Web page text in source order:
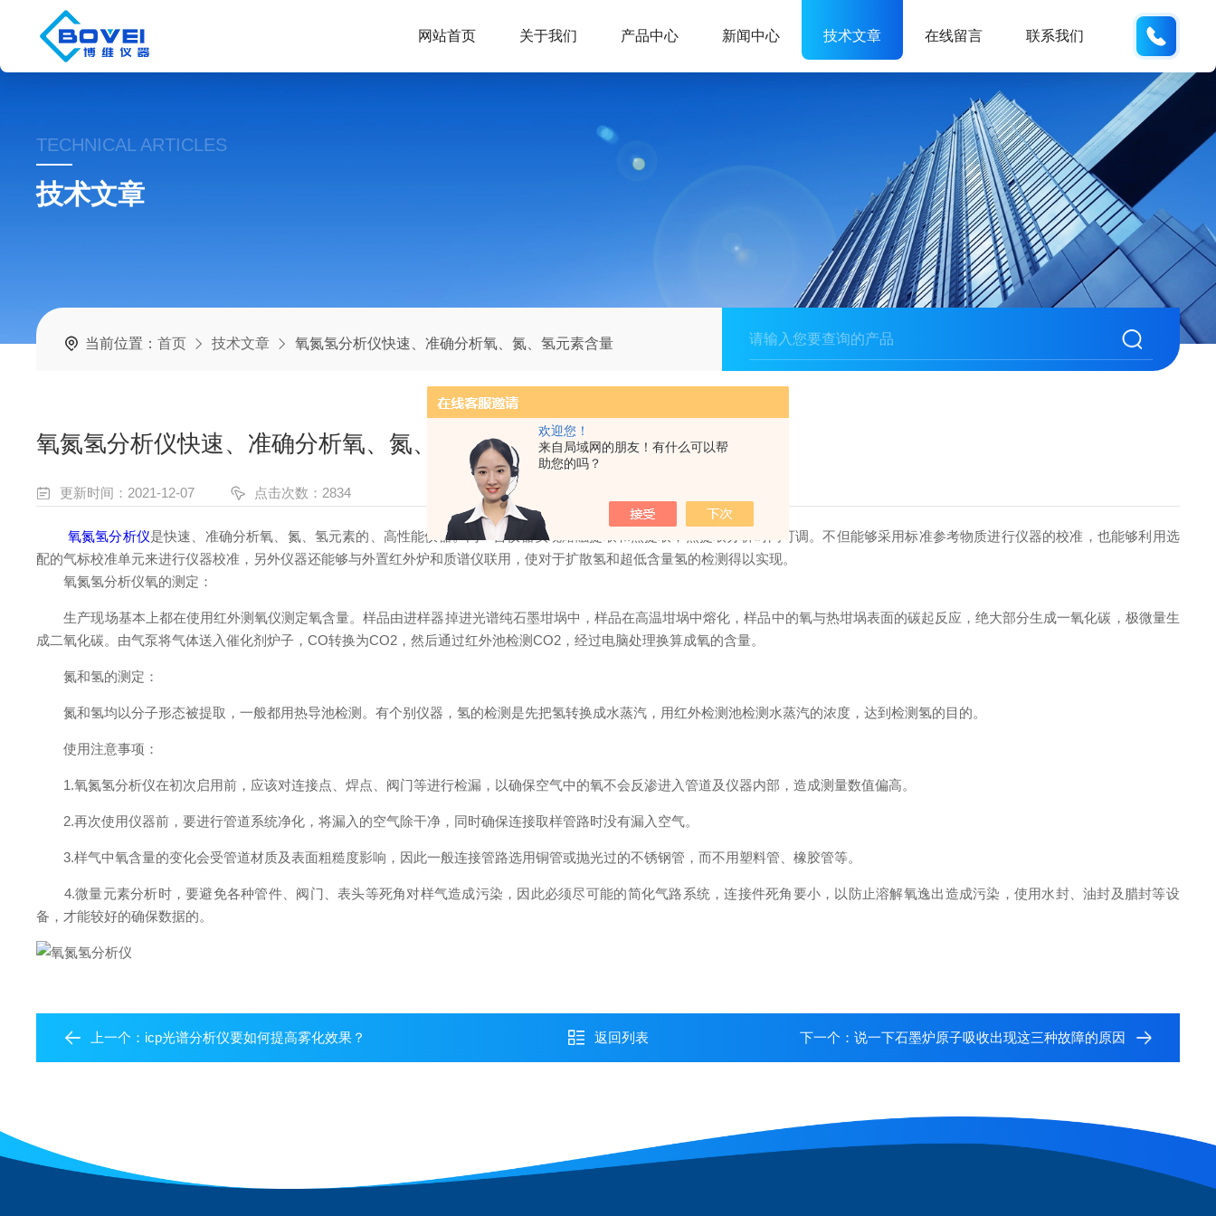
欢迎您！
来自局域网的朋友！有什么可以帮
助您的吗？
网站首页 关于我们 产品中心 新闻中心 技术文章 在线留言 联系我们
TECHNICAL ARTICLES
技术文章
当前位置：首页 技术文章 氧氮氢分析仪快速、准确分析氧、氮、氢元素含量
氧氮氢分析仪快速、准确分析氧、氮、氢元素含量
更新时间：2021-12-07 点击次数：2834
氧氮氢分析仪是快速、准确分析氧、氮、氢元素的、高性能仪器。同一台仪器实现熔融提取和热提取；热提取分析时间可调。不但能够采用标准参考物质进行仪器的校准，也能够利用选
配的气标校准单元来进行仪器校准，另外仪器还能够与外置红外炉和质谱仪联用，使对于扩散氢和超低含量氢的检测得以实现。
氧氮氢分析仪氧的测定：
生产现场基本上都在使用红外测氧仪测定氧含量。样品由进样器掉进光谱纯石墨坩埚中，样品在高温坩埚中熔化，样品中的氧与热坩埚表面的碳起反应，绝大部分生成一氧化碳，极微量生
成二氧化碳。由气泵将气体送入催化剂炉子，CO转换为CO2，然后通过红外池检测CO2，经过电脑处理换算成氧的含量。
氮和氢的测定：
氮和氢均以分子形态被提取，一般都用热导池检测。有个别仪器，氢的检测是先把氢转换成水蒸汽，用红外检测池检测水蒸汽的浓度，达到检测氢的目的。
使用注意事项：
1.氧氮氢分析仪在初次启用前，应该对连接点、焊点、阀门等进行检漏，以确保空气中的氧不会反渗进入管道及仪器内部，造成测量数值偏高。
2.再次使用仪器前，要进行管道系统净化，将漏入的空气除干净，同时确保连接取样管路时没有漏入空气。
3.样气中氧含量的变化会受管道材质及表面粗糙度影响，因此一般连接管路选用铜管或抛光过的不锈钢管，而不用塑料管、橡胶管等。
4.微量元素分析时，要避免各种管件、阀门、表头等死角对样气造成污染，因此必须尽可能的简化气路系统，连接件死角要小，以防止溶解氧逸出造成污染，使用水封、油封及腊封等设
备，才能较好的确保数据的。
上一个： icp光谱分析仪要如何提高雾化效果？ 返回列表 下一个： 说一下石墨炉原子吸收出现这三种故障的原因